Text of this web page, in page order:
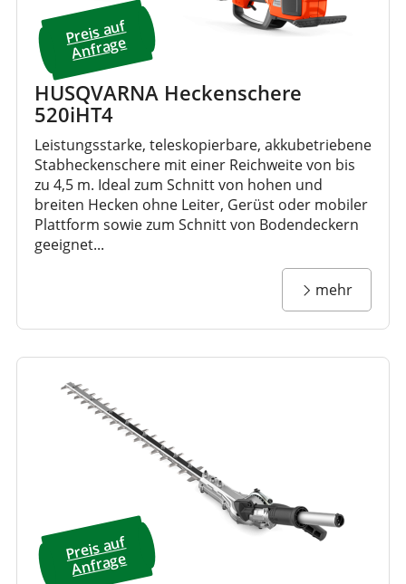
Preis a
uf
A
nfrage
HUSQVARNA Heckenschere
520iHT4
Leistungsstarke, teleskopierbare, akkubetriebene
Stabheckenschere mit einer Reichweite von bis
zu 4,5 m. Ideal zum Schnitt von hohen und
breiten Hecken ohne Leiter, Gerüst oder mobiler
Plattform sowie zum Schnitt von Bodendeckern
geeignet...
mehr
Preis a
uf
A
nfrage